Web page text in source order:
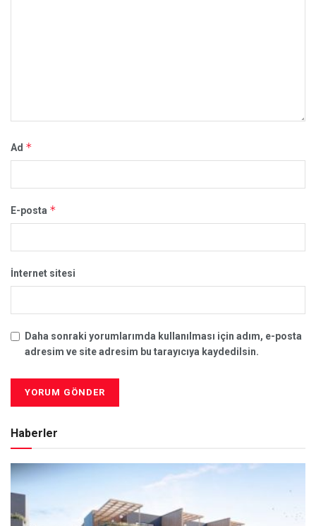
Ad *
E-posta *
İnternet sitesi
Daha sonraki yorumlarımda kullanılması için adım, e-posta
adresim ve site adresim bu tarayıcıya kaydedilsin.
Haberler